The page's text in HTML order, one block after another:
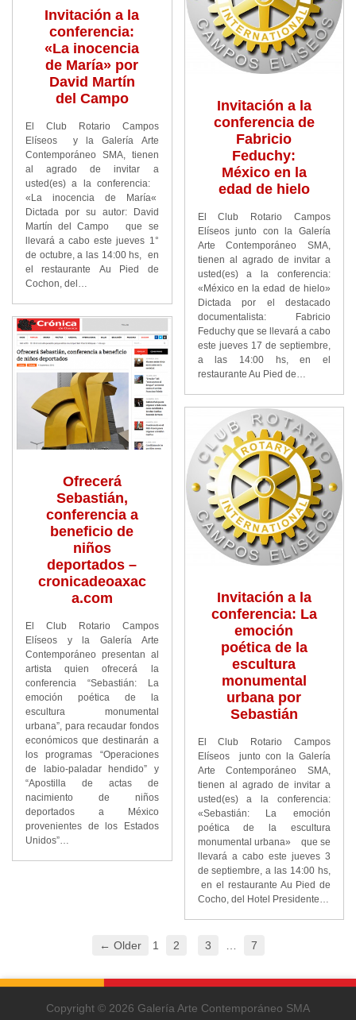
Invitación a la
conferencia:
«La inocencia
de María» por
David Martín
del Campo
El Club Rotario Campos
Elíseos y la Galería Arte
Contemporáneo SMA, tienen
al agrado de invitar a
usted(es) a la conferencia:
«La inocencia de María«
Dictada por su autor: David
Martín del Campo que se
llevará a cabo este jueves 1°
de octubre, a las 14:00 hs, en
el restaurante Au Pied de
Cochon, del…
Invitación a la
conferencia de
Fabricio
Feduchy:
México en la
edad de hielo
El Club Rotario Campos
Elíseos junto con la Galería
Arte Contemporáneo SMA,
tienen al agrado de invitar a
usted(es) a la conferencia:
«México en la edad de hielo»
Dictada por el destacado
documentalista: Fabricio
Feduchy que se llevará a cabo
este jueves 17 de septiembre,
a las 14:00 hs, en el
restaurante Au Pied de…
Ofrecerá
Sebastián,
conferencia a
beneficio de
niños
deportados –
cronicadeoaxac
a.com
El Club Rotario Campos
Elíseos y la Galería Arte
Contemporáneo presentan al
artista quien ofrecerá la
conferencia “Sebastián: La
emoción poética de la
escultura monumental
urbana”, para recaudar fondos
económicos que destinarán a
los programas “Operaciones
de labio-paladar hendido” y
“Apostilla de actas de
nacimiento de niños
deportados a México
provenientes de los Estados
Unidos”…
Invitación a la
conferencia: La
emoción
poética de la
escultura
monumental
urbana por
Sebastián
El Club Rotario Campos
Elíseos junto con la Galería
Arte Contemporáneo SMA,
tienen al agrado de invitar a
usted(es) a la conferencia:
«Sebastián: La emoción
poética de la escultura
monumental urbana» que se
llevará a cabo este jueves 3
de septiembre, a las 14:00 hs,
en el restaurante Au Pied de
Cocho, del Hotel Presidente…
← Older 1 2 3 7
Copyright © 2026 Galería Arte Contemporáneo SMA